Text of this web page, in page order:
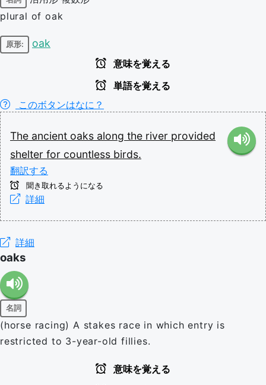
plural of oak
原形: oak
意味を覚える
単語を覚える
このボタンはなに？
The ancient oaks along the river provided
shelter for countless birds.
翻訳する
聞き取れるようになる
詳細
詳細
oaks
名詞
(horse racing) A stakes race in which entry is
restricted to 3-year-old fillies.
意味を覚える